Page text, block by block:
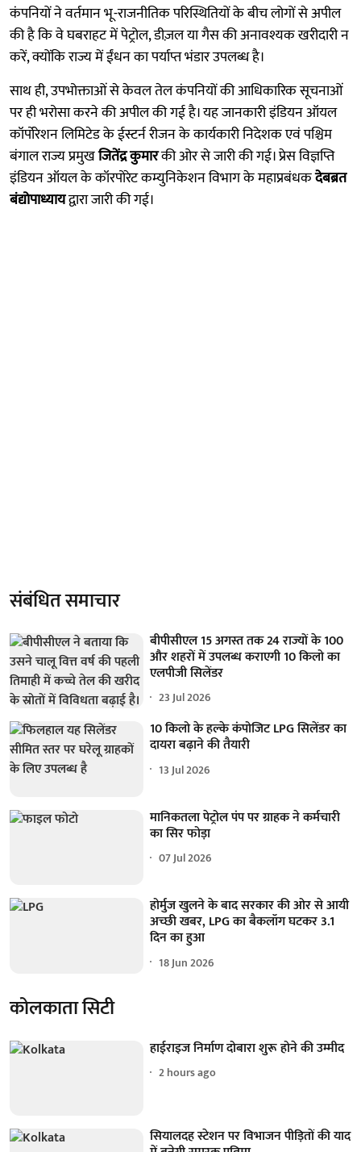
कंपनियों ने वर्तमान भू-राजनीतिक परिस्थितियों के बीच लोगों से अपील
की है कि वे घबराहट में पेट्रोल, डीज़ल या गैस की अनावश्यक खरीदारी न
करें, क्योंकि राज्य में ईंधन का पर्याप्त भंडार उपलब्ध है।
साथ ही, उपभोक्ताओं से केवल तेल कंपनियों की आधिकारिक सूचनाओं
पर ही भरोसा करने की अपील की गई है। यह जानकारी इंडियन ऑयल
कॉर्पोरेशन लिमिटेड के ईस्टर्न रीजन के कार्यकारी निदेशक एवं पश्चिम
बंगाल राज्य प्रमुखजितेंद्र कुमारकी ओर से जारी की गई। प्रेस विज्ञप्ति
इंडियन ऑयल के कॉरपोरेट कम्युनिकेशन विभाग के महाप्रबंधकदेबब्रत
बंद्योपाध्यायद्वारा जारी की गई।
संबंधित समाचार
बीपीसीएल 15 अगस्त तक 24 राज्यों के 100
और शहरों में उपलब्ध कराएगी 10 किलो का
एलपीजी सिलेंडर
23 Jul 2026
10 किलो के हल्के कंपोजिट LPG सिलेंडर का
दायरा बढ़ाने की तैयारी
13 Jul 2026
मानिकतला पेट्रोल पंप पर ग्राहक ने कर्मचारी
का सिर फोड़ा
07 Jul 2026
होर्मुज खुलने के बाद सरकार की ओर से आयी
अच्छी खबर, LPG का बैकलॉग घटकर 3.1
दिन का हुआ
18 Jun 2026
कोलकाता सिटी
हाईराइज निर्माण दोबारा शुरू होने की उम्मीद
2 hours ago
सियालदह स्टेशन पर विभाजन पीड़ितों की याद